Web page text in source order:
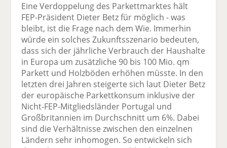
Eine Verdoppelung des Parkettmarktes hält
FEP-Präsident Dieter Betz für möglich - was
bleibt, ist die Frage nach dem Wie. Immerhin
würde ein solches Zukunftsszenario bedeuten,
dass sich der jährliche Verbrauch der Haushalte
in Europa um zusätzliche 90 bis 100 Mio. qm
Parkett und Holzböden erhöhen müsste. In den
letzten drei Jahren steigerte sich laut Dieter Betz
der europäische Parkettkonsum inklusive der
Nicht-FEP-Mitgliedsländer Portugal und
Großbritannien im Durchschnitt um 6%. Dabei
sind die Verhältnisse zwischen den einzelnen
Ländern sehr inhomogen. So entwickeln sich